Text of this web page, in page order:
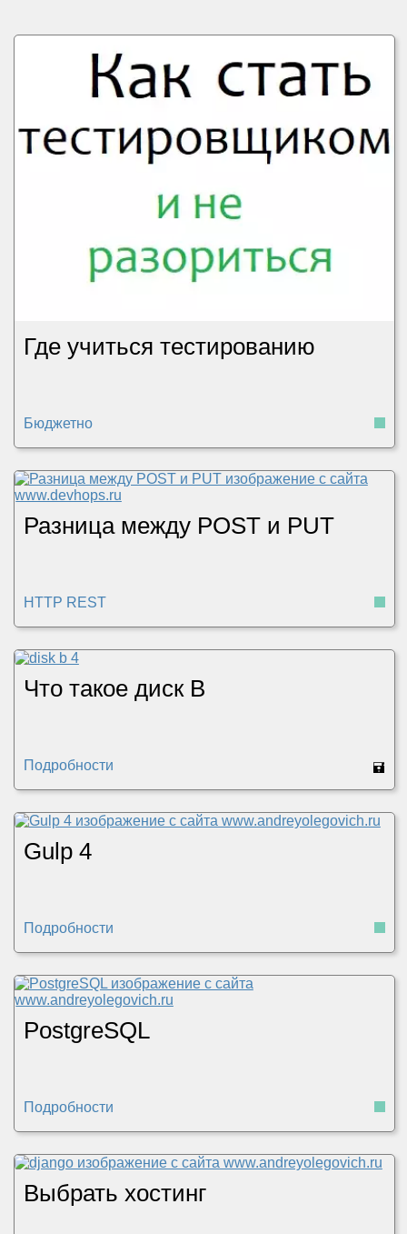
Где учиться тестированию
Бюджетно
Разница между POST и PUT
HTTP REST
Что такое диск B
Подробности 🖬
Gulp 4
Подробности
PostgreSQL
Подробности
Выбрать хостинг